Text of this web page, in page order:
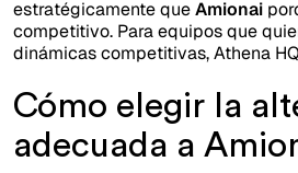
estratégicamente queAmionai
competitivo. Para equipos que
dinámicas competitivas, Athena
Cómo elegir la
adecuada a